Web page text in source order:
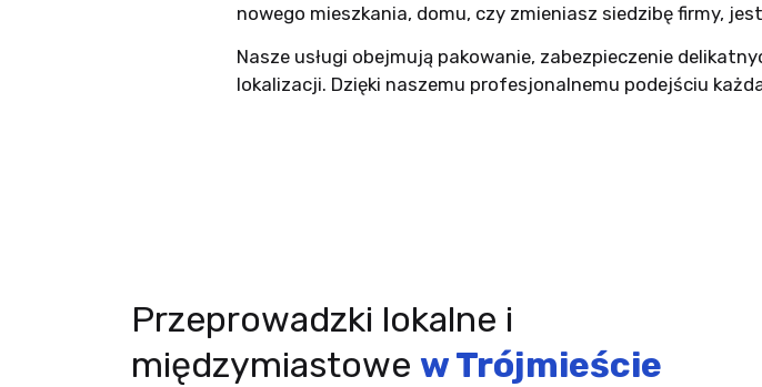
nowego mieszkania, domu, czy zmieniasz siedzibę firmy,
Nasze usługi obejmują pakowanie, zabezpieczenie
lokalizacji. Dzięki naszemu profesjonalnemu podejściu
Przeprowadzki lokalne i
międzymiastowe w Trójmieście